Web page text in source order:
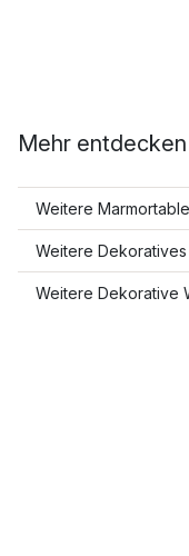
Mehr entdecken
Weitere
Weitere
Weitere Dekorative